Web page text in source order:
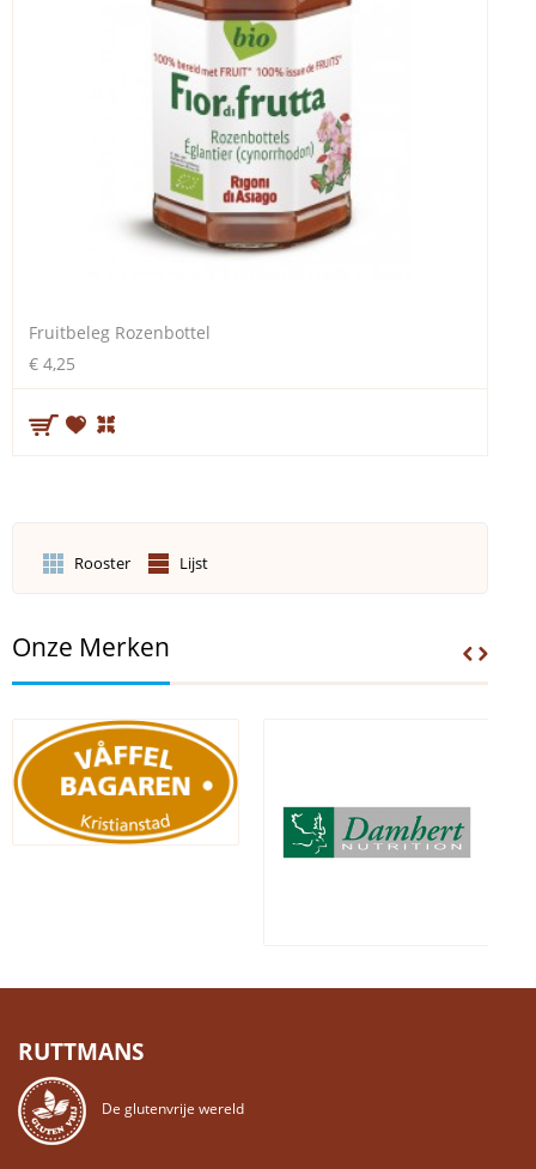
Fruitbeleg Rozenbottel
€ 4,25
Rooster Lijst
Onze Merken
RUTTMANS
De glutenvrije wereld